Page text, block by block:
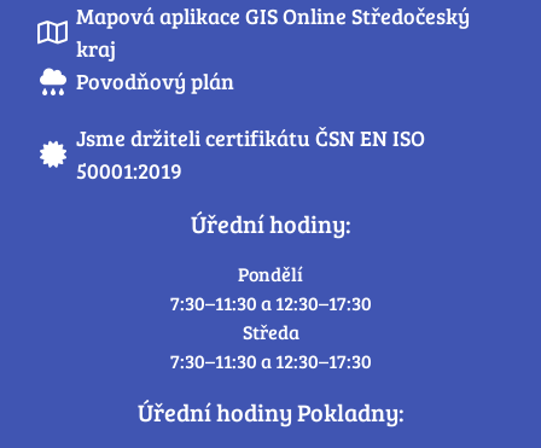
Mapová aplikace GIS Online Středočeský
kraj
Povodňový plán
Jsme držiteli certifikátu ČSN EN ISO
50001:2019
Úřední hodiny:
Pondělí
7:30–11:30 a 12:30–17:30
Středa
7:30–11:30 a 12:30–17:30
Úřední hodiny Pokladny: